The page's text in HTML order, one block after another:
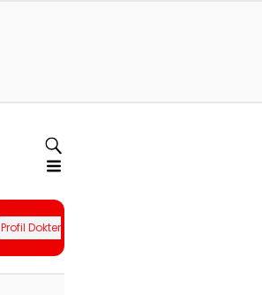
Profil Dokter